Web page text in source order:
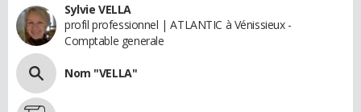
Sylvie VELLA
profil professionnel | ATLANTIC à Vénissieux -
Comptable generale
Nom "VELLA"